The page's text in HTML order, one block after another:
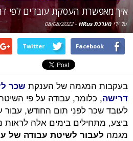
איך מאפשרת העסקת עובדים לפי
על ידימערכת HRus -
08/08/2022
Facebook
Twitter
בעקבות המגמה של הענקת שכר
דרישה, כלומר, עבודה על פי
לעובד שכר לפני תום החודש, עבור
ביצע, מתחילים בימים אלה לראות
מגמה לעבור לשיטת עבודה של